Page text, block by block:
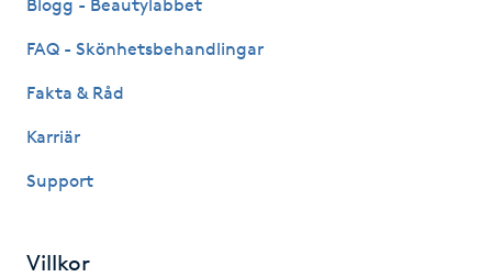
Kosmetisk tatuering
Blogg - Beautylabbet
FAQ - Skönhetsbehandlingar
Fakta & Råd
Karriär
Support
Villkor